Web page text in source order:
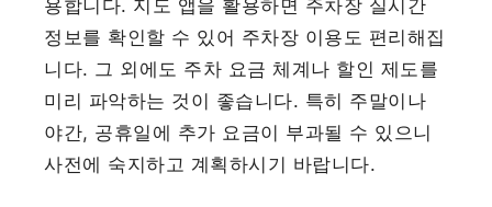
용합니다. 지도 앱을 활용하면 주차장 실시간
정보를 확인할 수 있어 주차장 이용도 편리해집
니다. 그 외에도 주차 요금 체계나 할인 제도를
미리 파악하는 것이 좋습니다. 특히 주말이나
야간, 공휴일에 추가 요금이 부과될 수 있으니
사전에 숙지하고 계획하시기 바랍니다.